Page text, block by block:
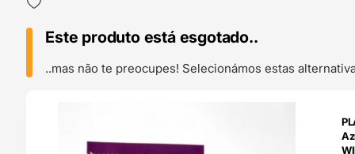
Este produto está esgotado..
..mas não te preocupes! Selecionámos estas